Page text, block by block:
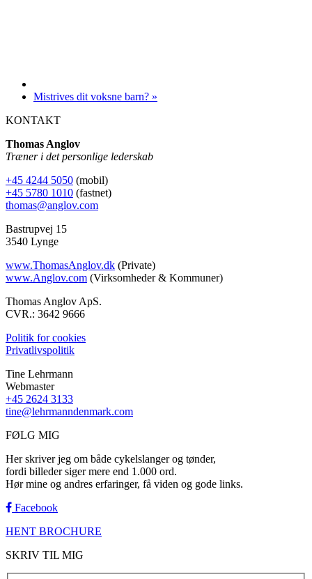
Mistrives dit voksne barn? »
KONTAKT
Thomas Anglov
Træner i det personlige lederskab
+45 4244 5050 (mobil)
+45 5780 1010 (fastnet)
thomas@anglov.com
Bastrupvej 15
3540 Lynge
www.ThomasAnglov.dk (Private)
www.Anglov.com (Virksomheder & Kommuner)
Thomas Anglov ApS.
CVR.: 3642 9666
Politik for cookies
Privatlivspolitik
Tine Lehrmann
Webmaster
+45 2624 3133
tine@lehrmanndenmark.com
FØLG MIG
Her skriver jeg om både cykelslanger og tønder,
fordi billeder siger mere end 1.000 ord.
Hør mine og andres erfaringer, få viden og gode links.
Facebook
HENT BROCHURE
SKRIV TIL MIG